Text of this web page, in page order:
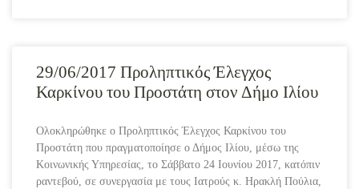
29/06/2017 Προληπτικός Έλεγχος
Καρκίνου του Προστάτη στον Δήμο Ιλίου
Ολοκληρώθηκε ο Προληπτικός Έλεγχος Καρκίνου του
Προστάτη που πραγματοποίησε ο Δήμος Ιλίου, μέσω της
Κοινωνικής Υπηρεσίας, το Σάββατο 24 Ιουνίου 2017, κατόπιν
ραντεβού, σε συνεργασία με τους Ιατρούς κ. Ηρακλή Πούλια,